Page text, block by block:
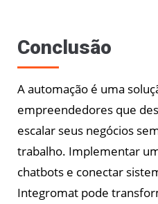
Conclusão
A automação é uma
empreendedores que
escalar seus negócios
trabalho. Implementar
chatbots e conectar
Integromat pode